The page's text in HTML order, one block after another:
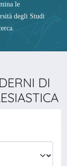
le
degli Studi
DI